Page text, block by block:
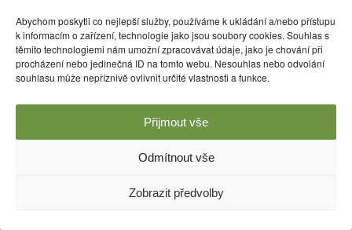
Abychom poskytli co nejlepší služby, používáme k ukládání a/nebo přístupu
k informacím o zařízení, technologie jako jsou soubory cookies. Souhlas s
těmito technologiemi nám umožní zpracovávat údaje, jako je chování při
procházení nebo jedinečná ID na tomto webu. Nesouhlas nebo odvolání
souhlasu může nepříznivě ovlivnit určité vlastnosti a funkce.
Přijmout vše
Odmítnout vše
Zobrazit předvolby